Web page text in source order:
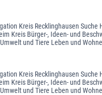
Kreis Recklinghausen
Kreis Bürger-, Ideen- und
und Tiere Leben und
Kreis Recklinghausen
Kreis Bürger-, Ideen- und
und Tiere Leben und